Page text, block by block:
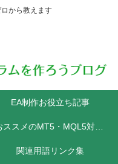
から教えます
EA制作お役立ち記事
おススメのMT5・MQL5対応FX業者
関連用語リンク集